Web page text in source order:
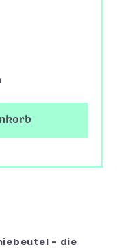
- die